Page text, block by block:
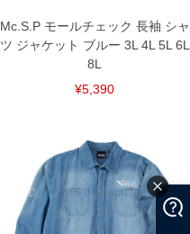
Mc.S.P モールチェック 長袖 シャ
ツ ジャケット ブルー 3L 4L 5L 6L
8L
¥5,390